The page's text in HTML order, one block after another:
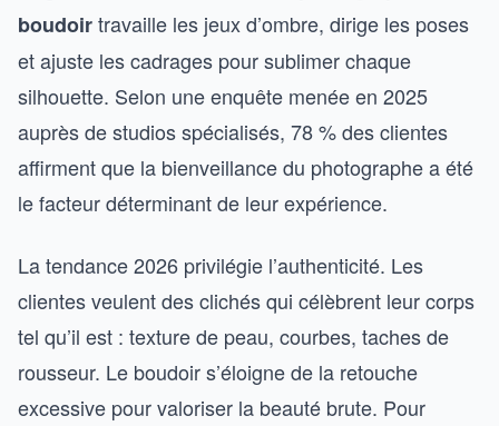
boudoirtravaille les jeux d’ombre, dirige les poses
et ajuste les cadrages pour sublimer chaque
silhouette. Selon une enquête menée en 2025
auprès de studios spécialisés, 78 % des clientes
affirment que la bienveillance du photographe a été
le facteur déterminant de leur expérience.
La tendance 2026 privilégie l’authenticité. Les
clientes veulent des clichés qui célèbrent leur corps
tel qu’il est : texture de peau, courbes, taches de
rousseur. Le boudoir s’éloigne de la retouche
excessive pour valoriser la beauté brute. Pour